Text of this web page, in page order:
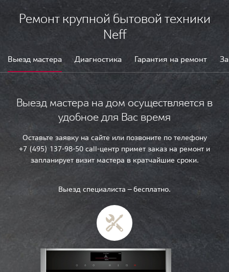
Ремонт крупной бытовой техники
Neff
Выезд мастера Диагностика Гарантия на ремонт
Выезд мастера на дом осуществляется в
удобное для Вас время
Оставьте заявку на сайте или позвоните по телефону
+7 (495) 137-98-50 call-центр примет заказ на ремонт и
запланирует визит мастера в кратчайшие сроки.
Выезд специалиста — бесплатно.